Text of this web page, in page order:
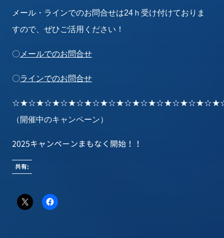
メール・ラインでのお問合せは24ｈ受け付けておりま
すので、ぜひご活用ください！
〇 メールでのお問合せ
〇ラインでのお問合せ
（開催中のキャンペーン）
2025キャンペーンまもなく開始！！
共有: